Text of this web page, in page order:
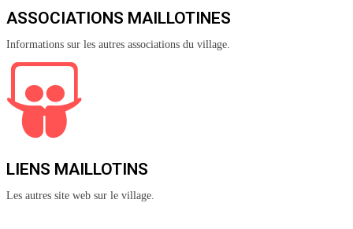
ASSOCIATIONS MAILLOTINES
Informations sur les autres associations du village.
LIENS MAILLOTINS
Les autres site web sur le village.